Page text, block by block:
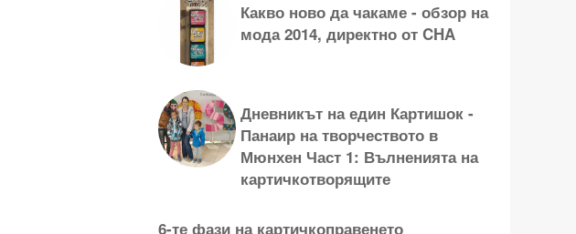
Какво ново да чакаме - обзор на
мода 2014, директно от CHA
Дневникът на един Картишок -
Панаир на творчеството в
Мюнхен Част 1: Вълненията на
картичкотворящите
6-те фази на картичкоправенето